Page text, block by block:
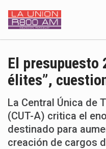
El presupuesto
élites”,
La Central Única de
(CUT-A) critica el
destinado para
creación de cargos